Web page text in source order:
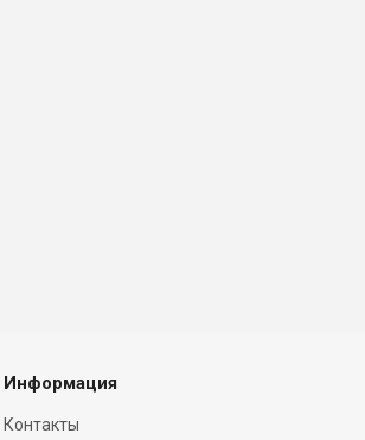
Информация
Контакты